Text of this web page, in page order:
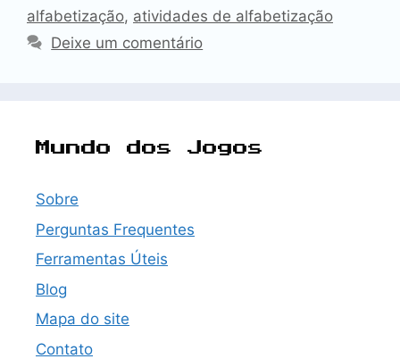
alfabetização, atividades de alfabetização
Deixe um comentário
Mundo dos Jogos
Sobre
Perguntas Frequentes
Ferramentas Úteis
Blog
Mapa do site
Contato